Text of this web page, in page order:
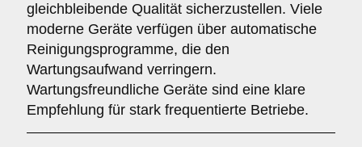
gleichbleibende Qualität sicherzustellen. Viele
moderne Geräte verfügen über automatische
Reinigungsprogramme, die den
Wartungsaufwand verringern.
Wartungsfreundliche Geräte sind eine klare
Empfehlung für stark frequentierte Betriebe.